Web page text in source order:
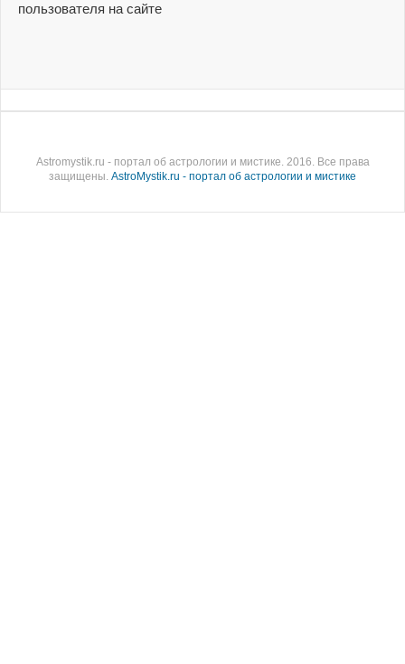
пользователя на сайте
Astromystik.ru - портал об астрологии и мистике. 2016. Все права
защищены. AstroMystik.ru - портал об астрологии и мистике